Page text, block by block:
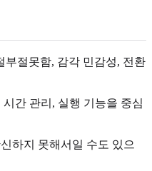
부절못함, 감각 민감성, 전환
간 관리, 실행 기능을 중심
하지 못해서일 수도 있으